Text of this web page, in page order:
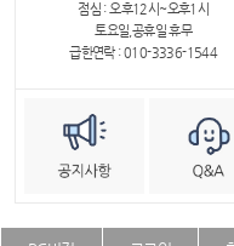
점심 : 오후12시~오후1시
토요일,공휴일 휴무
급한연락 : 010-3336-1544